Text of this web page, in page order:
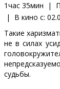
1час 35мин |
|
В кино с:
Такие
не в силах
судьбы.